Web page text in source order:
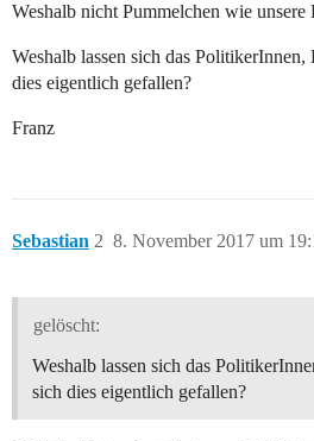
Weshalb nicht Pummelchen wie unsere
Weshalb lassen sich das
dies eigentlich gefallen?
Franz
Sebastian 8. November 2017 um
2
gelöscht:
Weshalb lassen sich das
sich dies eigentlich gefallen?